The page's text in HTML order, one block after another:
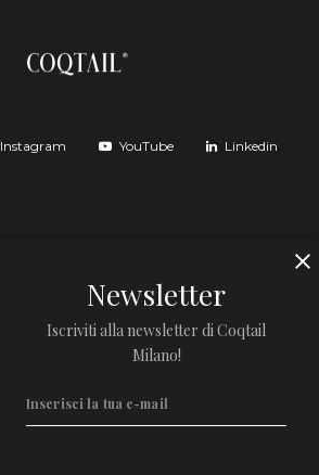
Instagram YouTube Linkedin
Newsletter
Iscriviti alla newsletter di Coqtail
Milano!